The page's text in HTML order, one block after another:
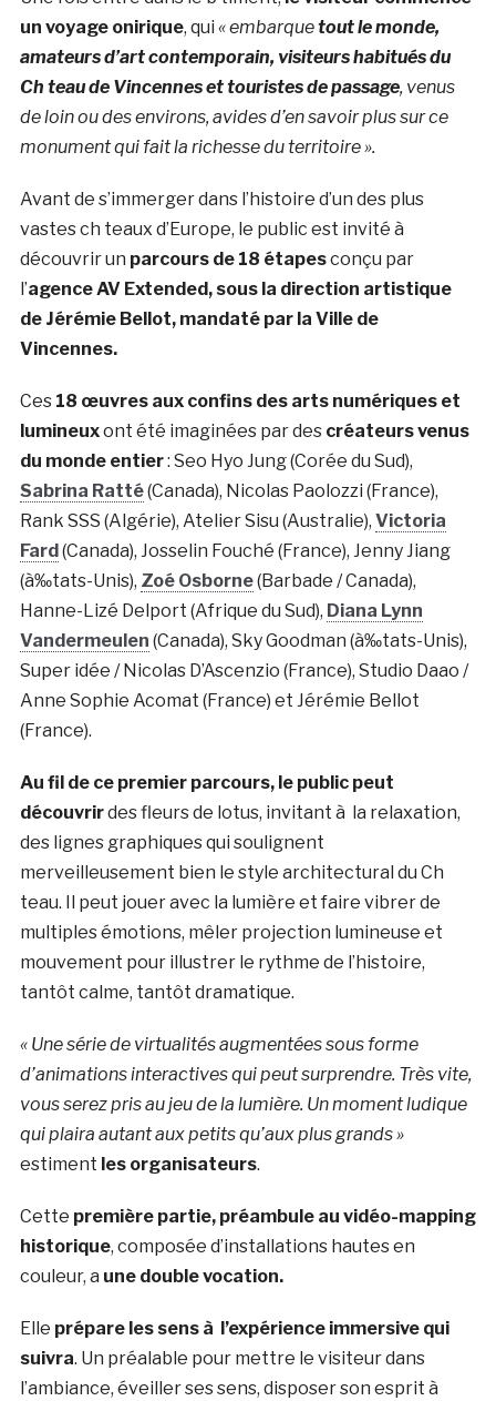
un voyage onirique, qui « embarquetout le monde,
amateurs d’art contemporain, visiteurs habitués du
Ch teau de Vincennes et touristes de passage, venus
de loin ou des environs, avides d’en savoir plus sur ce
monument qui fait la richesse du territoire ».
Avant de s’immerger dans l’histoire d’un des plus
vastes ch teaux d’Europe, le public est invité à
découvrir un parcours de 18 étapesconçu par
l’agence AV Extended, sous la direction artistique
de Jérémie Bellot, mandaté par la Ville de
Vincennes.
Ces 18 œuvres aux confins des arts numériques et
lumineuxont été imaginées par des créateurs venus
du monde entier: Seo Hyo Jung (Corée du Sud),
Sabrina Ratté(Canada), Nicolas Paolozzi (France),
Rank SSS (Algérie), Atelier Sisu (Australie), Victoria
Fard (Canada), Josselin Fouché (France), Jenny Jiang
(à‰tats-Unis), Zoé Osborne(Barbade / Canada),
Hanne-Lizé Delport (Afrique du Sud), Diana Lynn
Vandermeulen (Canada), Sky Goodman (à‰tats-Unis),
Super idée / Nicolas D’Ascenzio (France), Studio Daao /
Anne Sophie Acomat (France) et Jérémie Bellot
(France).
Au fil de ce premier parcours, le public peut
découvrirdes fleurs de lotus, invitant à la relaxation,
des lignes graphiques qui soulignent
merveilleusement bien le style architectural du Ch
teau. Il peut jouer avec la lumière et faire vibrer de
multiples émotions, mêler projection lumineuse et
mouvement pour illustrer le rythme de l’histoire,
tantôt calme, tantôt dramatique.
« Une série de virtualités augmentées sous forme
d’animations interactives qui peut surprendre. Très vite,
vous serez pris au jeu de la lumière. Un moment ludique
qui plaira autant aux petits qu’aux plus grands »
estiment les organisateurs.
Cette première partie, préambule au vidéo-mapping
historique, composée d’installations hautes en
couleur, a une double vocation.
Elle prépare les sens à l’expérience immersive qui
suivra. Un préalable pour mettre le visiteur dans
l’ambiance, éveiller ses sens, disposer son esprit à